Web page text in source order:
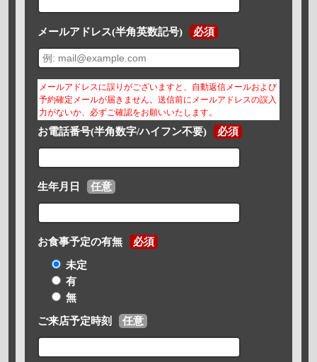
メールアドレス(半角英数記号) 必須
メールアドレスに誤りがございますと、自動返信メールおよび
予約確定メールが届きません。送信前にメールアドレスの誤入
力がないか、必ずご確認をお願いいたします。
お電話番号(半角数字/ハイフン不要) 必須
生年月日 任意
お食事予定の有無 必須
未定
有
無
ご来店予定時刻 任意